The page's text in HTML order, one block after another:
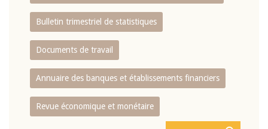
Bulletin trimestriel de statistiques
Documents de travail
Annuaire des banques et établissements financiers
Revue économique et monétaire